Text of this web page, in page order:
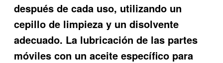
después de cada uso, utilizando un
cepillo de limpieza y un disolvente
adecuado. La lubricación de las partes
móviles con un aceite específico para